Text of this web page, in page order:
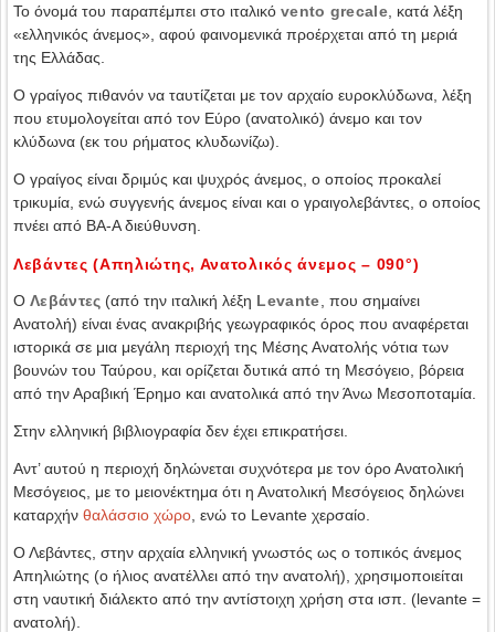
Το όνομά του παραπέμπει στο ιταλικό vento grecale, κατά λέξη
«ελληνικός άνεμος», αφού φαινομενικά προέρχεται από τη μεριά
της Ελλάδας.
Ο γραίγος πιθανόν να ταυτίζεται με τον αρχαίο ευροκλύδωνα, λέξη
που ετυμολογείται από τον Εύρο (ανατολικό) άνεμο και τον
κλύδωνα (εκ του ρήματος κλυδωνίζω).
Ο γραίγος είναι δριμύς και ψυχρός άνεμος, ο οποίος προκαλεί
τρικυμία, ενώ συγγενής άνεμος είναι και ο γραιγολεβάντες, ο οποίος
πνέει από ΒΑ-Α διεύθυνση.
Λεβάντες (Απηλιώτης, Ανατολικός άνεμος – 090°)
Ο Λεβάντες (από την ιταλική λέξη Levante , που σημαίνει
Ανατολή) είναι ένας ανακριβής γεωγραφικός όρος που αναφέρεται
ιστορικά σε μια μεγάλη περιοχή της Μέσης Ανατολής νότια των
βουνών του Ταύρου, και ορίζεται δυτικά από τη Μεσόγειο, βόρεια
από την Αραβική Έρημο και ανατολικά από την Άνω Μεσοποταμία.
Στην ελληνική βιβλιογραφία δεν έχει επικρατήσει.
Αντ’ αυτού η περιοχή δηλώνεται συχνότερα με τον όρο Ανατολική
Μεσόγειος, με το μειονέκτημα ότι η Ανατολική Μεσόγειος δηλώνει
καταρχήν θαλάσσιο χώρο , ενώ το Levante χερσαίο.
Ο Λεβάντες, στην αρχαία ελληνική γνωστός ως ο τοπικός άνεμος
Απηλιώτης (ο ήλιος ανατέλλει από την ανατολή), χρησιμοποιείται
στη ναυτική διάλεκτο από την αντίστοιχη χρήση στα ισπ. (levante =
ανατολή).